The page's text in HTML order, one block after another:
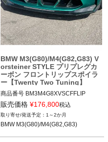
BMW M3(G80)/M4(G82,G83) V
orsteiner STYLE プリプレグカ
ーボン フロントリップスポイラ
ー【Twenty Two Tuning】
商品番号 BM3M4G8XVSCFFLIP
BM3M4G8xVSCFFLIP
ORSTEINER STYLE CARBON FIBRE
FRONT LIP SPOILER"
販売価格 ¥176,800税込
1～2か月
BMW M3(G80)/M4(G82,G83)